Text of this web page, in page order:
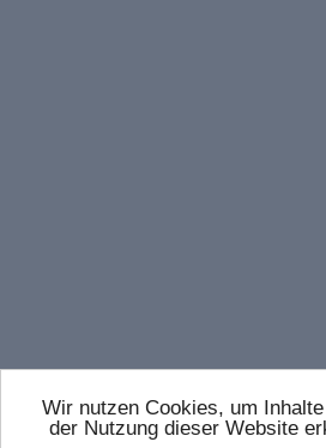
Wir nutzen Cookies, um
der Nutzung dieser Website